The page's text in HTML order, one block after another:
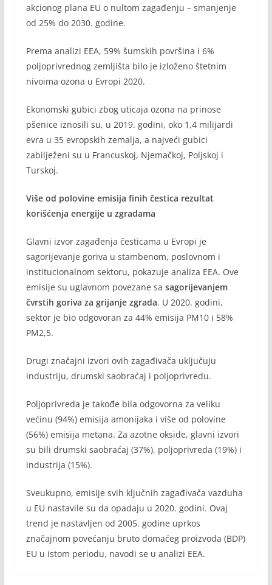
akcionog plana EU o nultom zagađenju – smanjenje
od 25% do 2030. godine.
Prema analizi EEA, 59% šumskih površina i 6%
poljoprivrednog zemljišta bilo je izloženo štetnim
nivoima ozona u Evropi 2020.
Ekonomski gubici zbog uticaja ozona na prinose
pšenice iznosili su, u 2019. godini, oko 1,4 milijardi
evra u 35 evropskih zemalja, a najveći gubici
zabilježeni su u Francuskoj, Njemačkoj, Poljskoj i
Turskoj.
Više od polovine emisija finih čestica rezultat
korišćenja energije u zgradama
Glavni izvor zagađenja česticama u Evropi je
sagorijevanje goriva u stambenom, poslovnom i
institucionalnom sektoru, pokazuje analiza EEA. Ove
emisije su uglavnom povezane sa sagorijevanjem
čvrstih goriva za grijanje zgrada. U 2020. godini,
sektor je bio odgovoran za 44% emisija PM10 i 58%
PM2,5.
Drugi značajni izvori ovih zagađivača uključuju
industriju, drumski saobraćaj i poljoprivredu.
Poljoprivreda je takođe bila odgovorna za veliku
većinu (94%) emisija amonijaka i više od polovine
(56%) emisija metana. Za azotne okside, glavni izvori
su bili drumski saobraćaj (37%), poljoprivreda (19%) i
industrija (15%).
Sveukupno, emisije svih ključnih zagađivača vazduha
u EU nastavile su da opadaju u 2020. godini. Ovaj
trend je nastavljen od 2005. godine uprkos
značajnom povećanju bruto domaćeg proizvoda (BDP)
EU u istom periodu, navodi se u analizi EEA.